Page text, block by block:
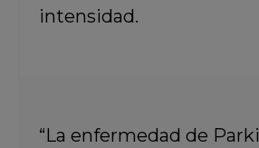
intensidad.
“La enfermedad de